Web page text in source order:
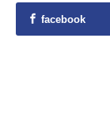
facebook